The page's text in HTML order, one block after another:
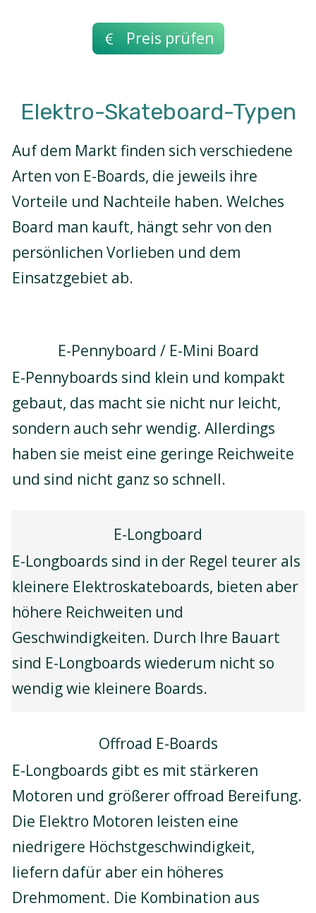
Preis prüfen
Elektro-Skateboard-Typen
Auf dem Markt finden sich verschiedene
Arten von E-Boards, die jeweils ihre
Vorteile und Nachteile haben. Welches
Board man kauft, hängt sehr von den
persönlichen Vorlieben und dem
Einsatzgebiet ab.
E-Pennyboard / E-Mini Board
E-Pennyboards sind klein und kompakt
gebaut, das macht sie nicht nur leicht,
sondern auch sehr wendig. Allerdings
haben sie meist eine geringe Reichweite
und sind nicht ganz so schnell.
E-Longboard
E-Longboards sind in der Regel teurer als
kleinere Elektroskateboards, bieten aber
höhere Reichweiten und
Geschwindigkeiten. Durch Ihre Bauart
sind E-Longboards wiederum nicht so
wendig wie kleinere Boards.
Offroad E-Boards
E-Longboards gibt es mit stärkeren
Motoren und größerer offroad Bereifung.
Die Elektro Motoren leisten eine
niedrigere Höchstgeschwindigkeit,
liefern dafür aber ein höheres
Drehmoment. Die Kombination aus